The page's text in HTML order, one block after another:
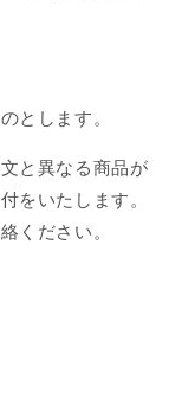
とします。
と異なる商品が
をいたします。
ください。